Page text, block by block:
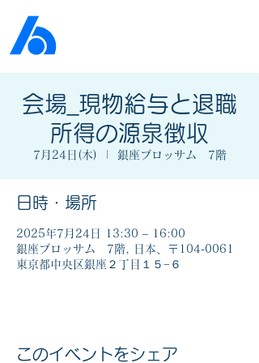
会場_現物給与と退職
所得の源泉徴収
7月24日(木) 銀座ブロッサム 7階
日時・場所
2025年7月24日 13:30 – 16:00
銀座ブロッサム 7階, 日本、〒104-0061
東京都中央区銀座２丁目１５−６
このイベントをシェア